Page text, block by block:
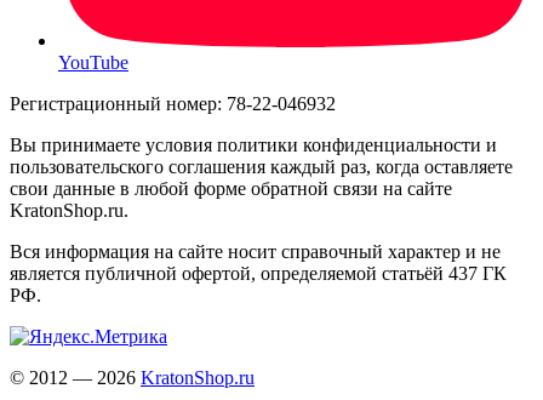
YouTube
Регистрационный номер: 78-22-046932
Вы принимаете условия политики конфиденциальности и
пользовательского соглашения каждый раз, когда оставляете
свои данные в любой форме обратной связи на сайте
KratonShop.ru.
Вся информация на сайте носит справочный характер и не
является публичной офертой, определяемой статьёй 437 ГК
РФ.
© 2012 — 2026 KratonShop.ru